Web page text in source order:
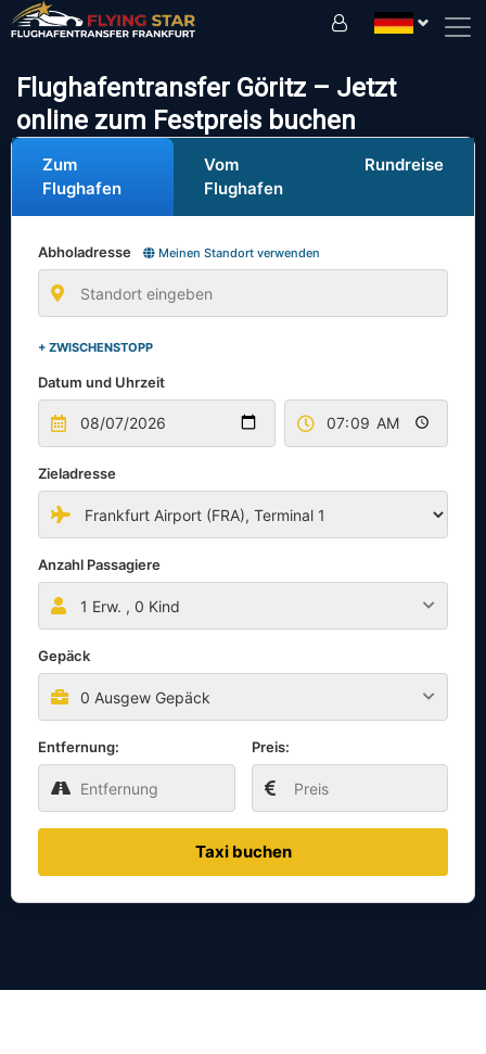
Flughafentransfer Göritz – Jetzt
online zum Festpreis buchen
Zum
Flughafen
Vom
Flughafen
Rundreise
Abholadresse Meinen Standort verwenden
+ ZWISCHENSTOPP
Datum und Uhrzeit
Zieladresse
Anzahl Passagiere
1 Erw. , 0 Kind
Gepäck
0 Ausgew Gepäck
Entfernung: Preis:
Taxi buchen